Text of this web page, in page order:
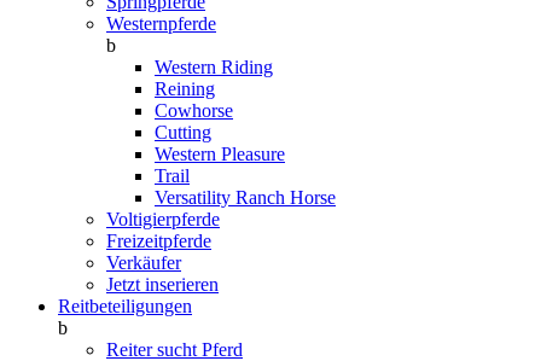
Westernpferde
b
Western Riding
Reining
Cowhorse
Cutting
Western Pleasure
Trail
Versatility Ranch Horse
Voltigierpferde
Freizeitpferde
Verkäufer
Jetzt inserieren
Reitbeteiligungen
b
Reiter sucht Pferd